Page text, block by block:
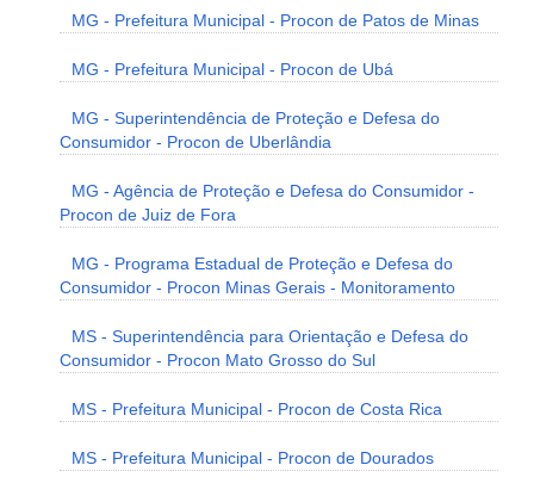
MG - Prefeitura Municipal - Procon de Patos de Minas
MG - Prefeitura Municipal - Procon de Ubá
MG - Superintendência de Proteção e Defesa do
Consumidor - Procon de Uberlândia
MG - Agência de Proteção e Defesa do Consumidor -
Procon de Juiz de Fora
MG - Programa Estadual de Proteção e Defesa do
Consumidor - Procon Minas Gerais - Monitoramento
MS - Superintendência para Orientação e Defesa do
Consumidor - Procon Mato Grosso do Sul
MS - Prefeitura Municipal - Procon de Costa Rica
MS - Prefeitura Municipal - Procon de Dourados